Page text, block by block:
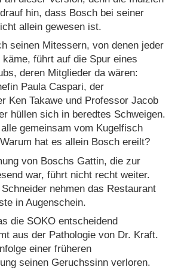
hin, dass Bosch bei seiner
allein gewesen ist.
seinen Mitessern, von denen jeder
führt auf die Spur eines
deren Mitglieder da wären:
Paula Caspari, der
Ken Takawe und Professor Jacob
hüllen sich in beredtes Schweigen.
gemeinsam vom Kugelfisch
hat es allein Bosch ereilt?
von Boschs Gattin, die zur
war, führt nicht recht weiter.
nehmen das Restaurant
in Augenschein.
die SOKO entscheidend
aus der Pathologie von Dr. Kraft.
einer früheren
seinen Geruchssinn verloren.